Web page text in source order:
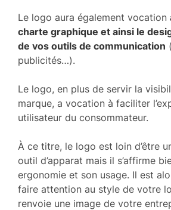
Le logo aura également vocation
charte graphique et ainsi le
de vos outils de communication
publicités…).
Le logo, en plus de servir la
marque, a vocation à faciliter
utilisateur du consommateur.
À ce titre, le logo est loin d’être
outil d’apparat mais il s’affirme
ergonomie et son usage. Il est
faire attention au style de votre
renvoie une image de votre